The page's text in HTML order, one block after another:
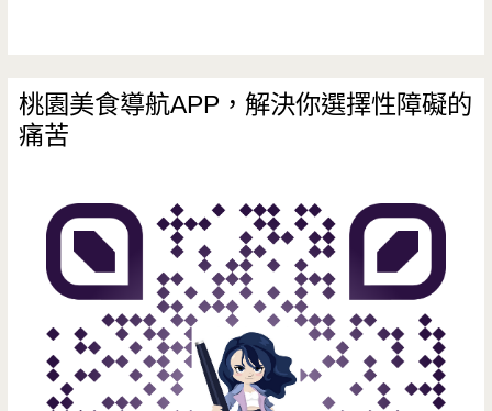
桃園美食導航APP，解決你選擇性障礙的
痛苦